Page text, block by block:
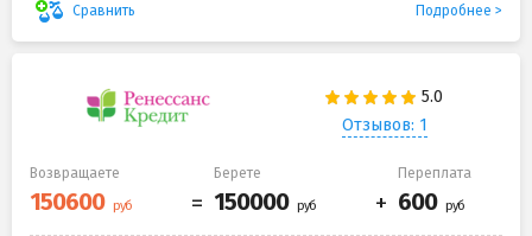
Сравнить Подробнее
Отзывов: 1
Возвращаете Берете Переплата